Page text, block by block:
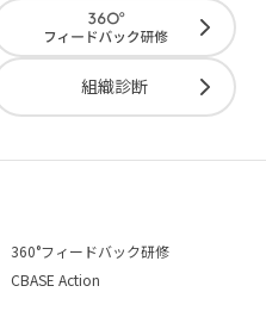
組織診断
360°フィードバック研修
CBASE Action